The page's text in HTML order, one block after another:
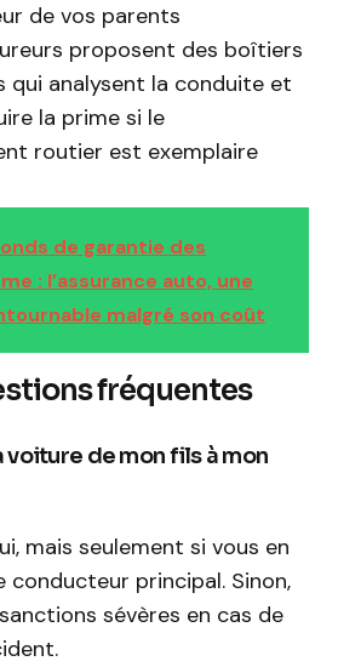
de vos parents
proposent des boîtiers
qui analysent la conduite et
la prime si le
routier est exemplaire
de garantie des
: l’assurance auto, une
malgré son coût
fréquentes
voiture de mon fils à mon
mais seulement si vous en
conducteur principal. Sinon,
sévères en cas de